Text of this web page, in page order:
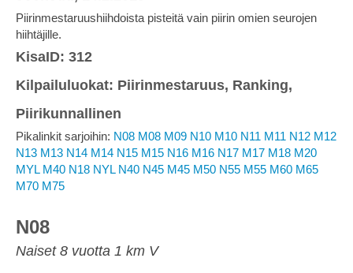
Piirinmestaruushiihdoista pisteitä vain piirin omien seurojen
hiihtäjille.
KisaID: 312
Kilpailuluokat: Piirinmestaruus, Ranking,
Piirikunnallinen
Pikalinkit sarjoihin: N08 M08 M09 N10 M10 N11 M11 N12 M12
N13 M13 N14 M14 N15 M15 N16 M16 N17 M17 M18 M20
MYL M40 N18 NYL N40 N45 M45 M50 N55 M55 M60 M65
M70 M75
N08
Naiset 8 vuotta 1 km V